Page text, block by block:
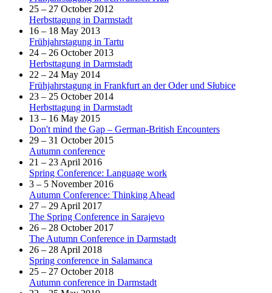
25 – 27 October 2012
Herbsttagung in Darmstadt
16 – 18 May 2013
Frühjahrstagung in Tartu
24 – 26 October 2013
Herbsttagung in Darmstadt
22 – 24 May 2014
Frühjahrstagung in Frankfurt an der Oder und Słubice
23 – 25 October 2014
Herbsttagung in Darmstadt
13 – 16 May 2015
Don't mind the Gap – German-British Encounters
29 – 31 October 2015
Autumn conference
21 – 23 April 2016
Spring Conference: Language work
3 – 5 November 2016
Autumn Conference: Thinking Ahead
27 – 29 April 2017
The Spring Conference in Sarajevo
26 – 28 October 2017
The Autumn Conference in Darmstadt
26 – 28 April 2018
Spring conference in Salamanca
25 – 27 October 2018
Autumn conference in Darmstadt